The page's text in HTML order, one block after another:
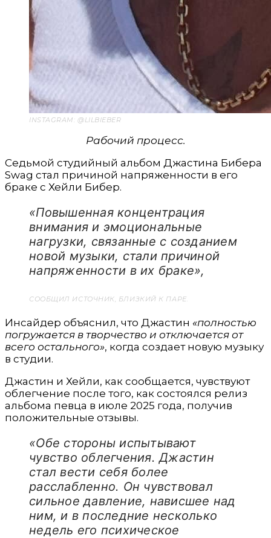
INSTAGRAM: @LILBIEBER
Рабочий процесс.
Седьмой студийный альбом Джастина Бибера
Swag стал причиной напряженности в его
браке с Хейли Бибер.
«Повышенная концентрация
внимания и эмоциональные
нагрузки, связанные с созданием
новой музыки, стали причиной
напряженности в их браке»,
СООБЩИЛ ИСТОЧНИК, БЛИЗКИЙ К ПАРЕ.
Инсайдер объяснил, что Джастин «полностью
погружается в творчество и отключается от
всего остального», когда создает новую музыку
в студии.
Джастин и Хейли, как сообщается, чувствуют
облегчение после того, как состоялся релиз
альбома певца в июле 2025 года, получив
положительные отзывы.
«Обе стороны испытывают
чувство облегчения. Джастин
стал вести себя более
расслабленно. Он чувствовал
сильное давление, нависшее над
ним, и в последние несколько
недель его психическое